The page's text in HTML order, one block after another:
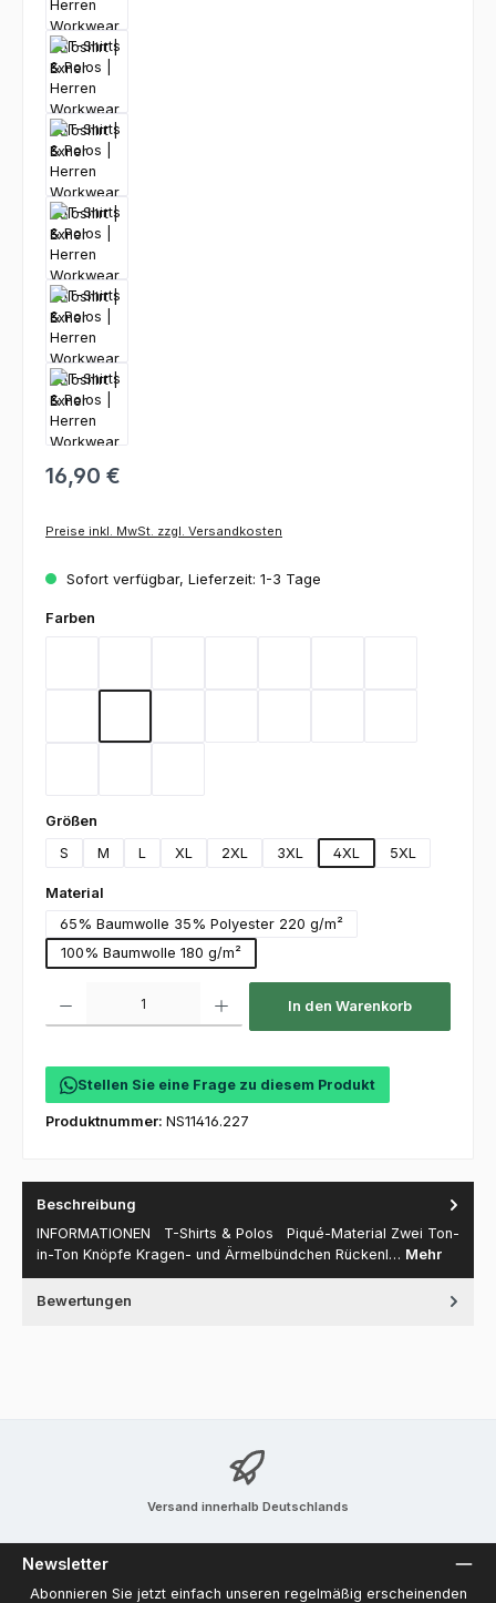
16,90 €
Preise inkl. MwSt. zzgl. Versandkosten
Sofort verfügbar, Lieferzeit: 1-3 Tage
Farben
Größen
S
M L XL 2XL 3XL 4XL 5XL
Material
65% Baumwolle 35% Polyester 220 g/m²
100% Baumwolle 180 g/m²
In den Warenkorb
Stellen Sie eine Frage zu diesem Produkt
Produktnummer: NS11416.227
Beschreibung
INFORMATIONEN T-Shirts & Polos Piqué-Material Zwei Ton-
in-Ton Knöpfe Kragen- und Ärmelbündchen Rückenl… Mehr
Bewertungen
Versand innerhalb Deutschlands
Newsletter
Abonnieren Sie jetzt einfach unseren regelmäßig erscheinenden